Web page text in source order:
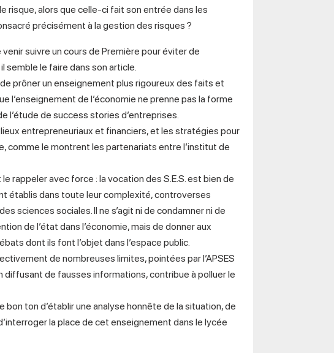
risque, alors que celle-ci fait son entrée dans les
précisément à la gestion des risques ?
suivre un cours de Première pour éviter de
semble le faire dans son article.
prôner un enseignement plus rigoureux des faits et
l’enseignement de l’économie ne prenne pas la forme
l’étude de success stories d’entreprises.
entrepreneuriaux et financiers, et les stratégies pour
comme le montrent les partenariats entre l’institut de
rappeler avec force : la vocation des S.E.S. est bien de
établis dans toute leur complexité, controverses
sciences sociales. Il ne s’agit ni de condamner ni de
de l’état dans l’économie, mais de donner aux
dont ils font l’objet dans l’espace public.
de nombreuses limites, pointées par l’APSES
diffusant de fausses informations, contribue à polluer le
bon ton d’établir une analyse honnête de la situation, de
la place de cet enseignement dans le lycée